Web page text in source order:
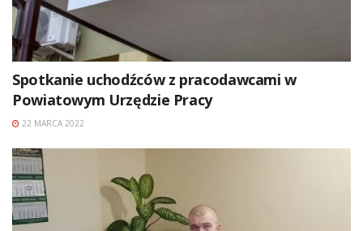
Spotkanie uchodźców z pracodawcami w
Powiatowym Urzędzie Pracy
22 MARCA 2022